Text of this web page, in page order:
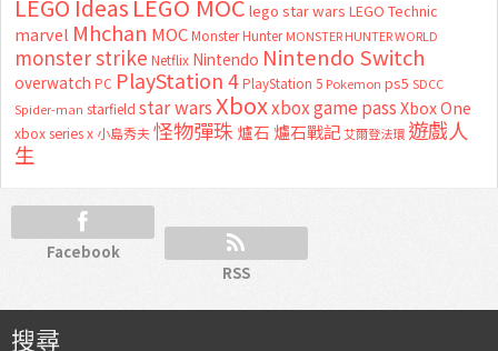
LEGO Ideas lego star wars LEGO Technic
marvel Mhchan MOC Monster Hunter MONSTER HUNTER WORLD
monster strike Netflix Nintendo Nintendo Switch
overwatch PC PlayStation 4 PlayStation 5 Pokemon ps5 SDCC
Spider-man starfield star warsXboxxbox game passXbox One
xbox series x 小島秀夫怪物彈珠 爐石 爐石戰記艾爾登法環 遊戲人
生
Facebook
RSS
搜尋